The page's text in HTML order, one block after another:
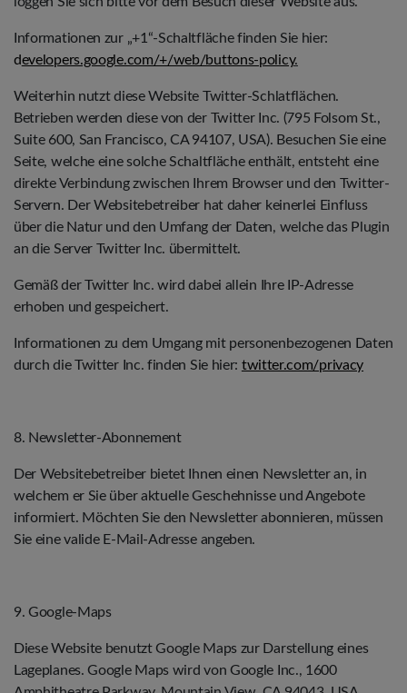
Informationen zur „+1“-Schaltfläche finden Sie hier:
developers.google.com/+/web/buttons-policy.
Weiterhin nutzt diese Website Twitter-Schlatflächen.
Betrieben werden diese von der Twitter Inc. (795 Folsom St.,
Suite 600, San Francisco, CA 94107, USA). Besuchen Sie eine
Seite, welche eine solche Schaltfläche enthält, entsteht eine
direkte Verbindung zwischen Ihrem Browser und den Twitter-
Servern. Der Websitebetreiber hat daher keinerlei Einfluss
über die Natur und den Umfang der Daten, welche das Plugin
an die Server Twitter Inc. übermittelt.
Gemäß der Twitter Inc. wird dabei allein Ihre IP-Adresse
erhoben und gespeichert.
Informationen zu dem Umgang mit personenbezogenen Daten
durch die Twitter Inc. finden Sie hier: twitter.com/privacy
8. Newsletter-Abonnement
Der Websitebetreiber bietet Ihnen einen Newsletter an, in
welchem er Sie über aktuelle Geschehnisse und Angebote
informiert. Möchten Sie den Newsletter abonnieren, müssen
Sie eine valide E-Mail-Adresse angeben.
9. Google-Maps
Diese Website benutzt Google Maps zur Darstellung eines
Lageplanes. Google Maps wird von Google Inc., 1600